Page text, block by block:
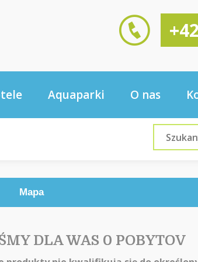
Aquaparki O nas
Mapa
DLA WAS 0 POBYTOV